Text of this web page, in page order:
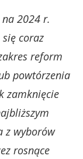
2024 r.
coraz
reform
powtórzenia
zamknięcie
z wyborów
rosnące